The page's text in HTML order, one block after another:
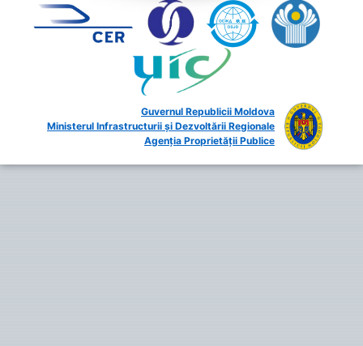
Guvernul Republicii Moldova
Ministerul Infrastructurii și Dezvoltării Regionale
Agenția Proprietății Publice